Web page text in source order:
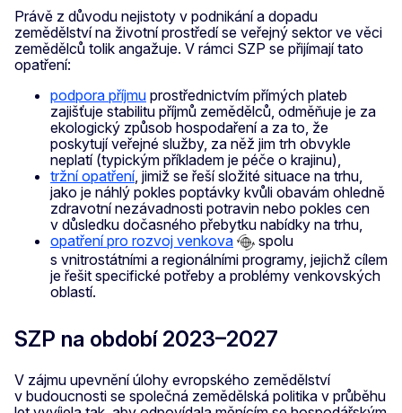
Právě z důvodu nejistoty v podnikání a dopadu
zemědělství na životní prostředí se veřejný sektor ve věci
zemědělců tolik angažuje. V rámci SZP se přijímají tato
opatření:
podpora příjmu prostřednictvím přímých plateb
zajišťuje stabilitu příjmů zemědělců, odměňuje je za
ekologický způsob hospodaření a za to, že
poskytují veřejné služby, za něž jim trh obvykle
neplatí (typickým příkladem je péče o krajinu),
tržní opatření, jimiž se řeší složité situace na trhu,
jako je náhlý pokles poptávky kvůli obavám ohledně
zdravotní nezávadnosti potravin nebo pokles cen
v důsledku dočasného přebytku nabídky na trhu,
opatření pro rozvoj venkova
spolu
s vnitrostátními a regionálními programy, jejichž cílem
je řešit specifické potřeby a problémy venkovských
oblastí.
SZP na období 2023–2027
V zájmu upevnění úlohy evropského zemědělství
v budoucnosti se společná zemědělská politika v průběhu